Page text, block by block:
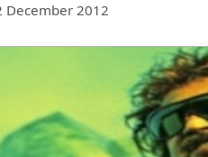
December 2012